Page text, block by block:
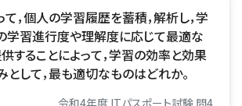
，個人の学習履歴を蓄積，解析し，学
学習進行度や理解度に応じて最適な
することによって，学習の効率と効果
して，最も適切なものはどれか。
令和4年度 ITパスポート試験 問4